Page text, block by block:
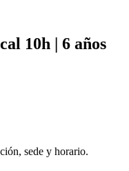
10h | 6 años
sede y horario.